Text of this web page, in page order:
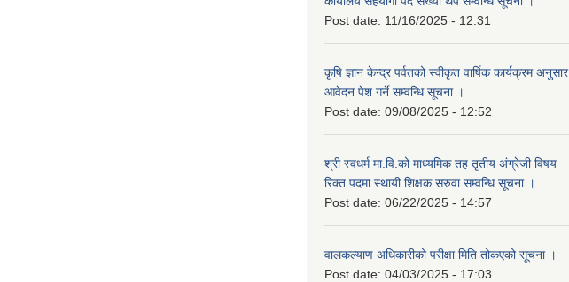
Post date: 11/16/2025 - 12:31
कृषि ज्ञान केन्द्र पर्वतको स्वीकृत वार्षिक कार्यक्रम अनुसार
आवेदन पेश गर्ने सम्वन्धि सूचना ।
Post date: 09/08/2025 - 12:52
श्री स्वधर्म मा.वि.को माध्यमिक तह तृतीय अंग्रेजी विषय
रिक्त पदमा स्थायी शिक्षक सरुवा सम्वन्धि सूचना ।
Post date: 06/22/2025 - 14:57
वालकल्याण अधिकारीको परीक्षा मिति तोकएको सूचना ।
Post date: 04/03/2025 - 17:03